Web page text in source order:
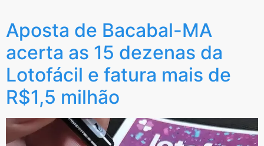
Aposta de Bacabal-MA
acerta as 15 dezenas da
Lotofácil e fatura mais de
R$1,5 milhão